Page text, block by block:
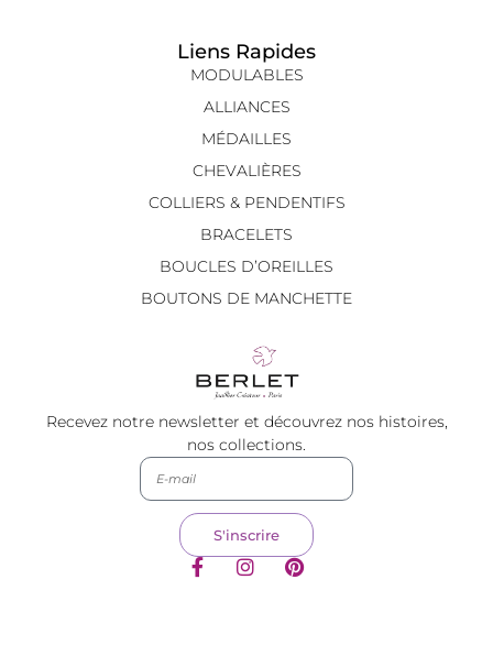
Recevez notre newsletter et découvrez nos histoires,
nos collections.
S'inscrire
Liens Rapides
MODULABLES
ALLIANCES
MÉDAILLES
CHEVALIÈRES
COLLIERS & PENDENTIFS
BRACELETS
BOUCLES D’OREILLES
BOUTONS DE MANCHETTE